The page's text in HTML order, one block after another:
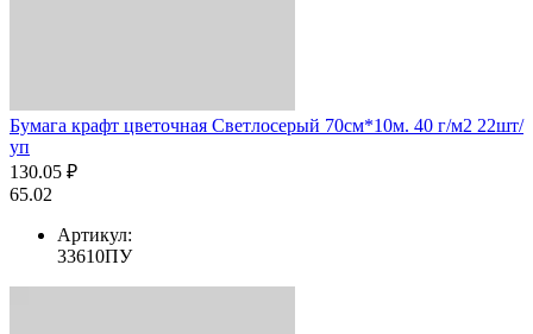
Бумага крафт цветочная Светлосерый 70см*10м. 40 г/м2 22шт/
уп
130.05 ₽
65.02
Артикул:
33610ПУ